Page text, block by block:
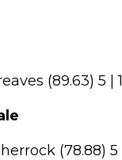
(89.63) 5 |
(78.88)